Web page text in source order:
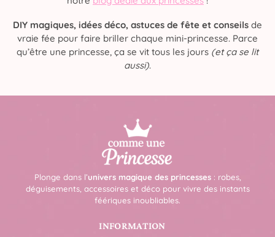
DIY magiques, idées déco, astuces de fête et conseils de
vraie fée pour faire briller chaque mini-princesse. Parce
qu’être une princesse, ça se vit tous les jours (et ça se lit
aussi).
Plonge dans l’univers magique des princesses: robes,
déguisements, accessoires et déco pour vivre des instants
féériques inoubliables.
INFORMATION